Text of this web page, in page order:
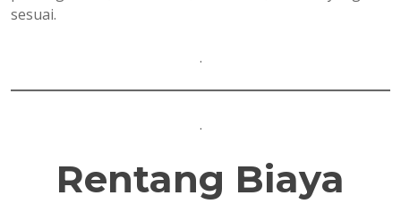
sesuai.
.
.
Rentang Biaya